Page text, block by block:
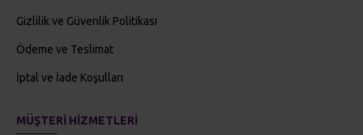
Gizlilik ve Güvenlik Politikası
Ödeme ve Teslimat
İptal ve İade Koşulları
MÜŞTERI HIZMETLERI